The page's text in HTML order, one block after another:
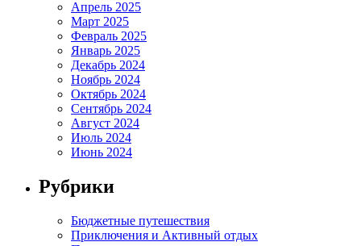
Апрель 2025
Март 2025
Февраль 2025
Январь 2025
Декабрь 2024
Ноябрь 2024
Октябрь 2024
Сентябрь 2024
Август 2024
Июль 2024
Июнь 2024
Рубрики
Бюджетные путешествия
Приключения и Активный отдых